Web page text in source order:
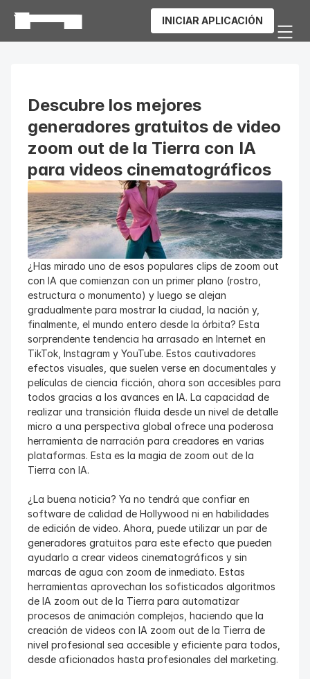
INICIAR APLICACIÓN
Descubre los mejores
generadores gratuitos de video
zoom out de la Tierra con IA
para videos cinematográficos
¿Has mirado uno de esos populares clips de zoom out
con IA que comienzan con un primer plano (rostro,
estructura o monumento) y luego se alejan
gradualmente para mostrar la ciudad, la nación y,
finalmente, el mundo entero desde la órbita? Esta
sorprendente tendencia ha arrasado en Internet en
TikTok, Instagram y YouTube. Estos cautivadores
efectos visuales, que suelen verse en documentales y
películas de ciencia ficción, ahora son accesibles para
todos gracias a los avances en IA. La capacidad de
realizar una transición fluida desde un nivel de detalle
micro a una perspectiva global ofrece una poderosa
herramienta de narración para creadores en varias
plataformas. Esta es la magia de zoom out de la
Tierra con IA.
¿La buena noticia? Ya no tendrá que confiar en
software de calidad de Hollywood ni en habilidades
de edición de video. Ahora, puede utilizar un par de
generadores gratuitos para este efecto que pueden
ayudarlo a crear videos cinematográficos y sin
marcas de agua con zoom de inmediato. Estas
herramientas aprovechan los sofisticados algoritmos
de IA zoom out de la Tierra para automatizar
procesos de animación complejos, haciendo que la
creación de videos con IA zoom out de la Tierra de
nivel profesional sea accesible y eficiente para todos,
desde aficionados hasta profesionales del marketing.